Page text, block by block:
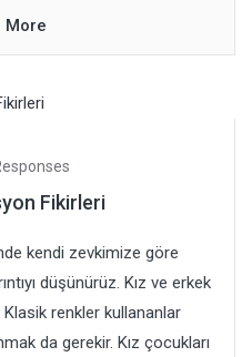
More
Fikirleri
kendi zevkimize göre
düşünürüz. Kız ve erkek
renkler kullananlar
da gerekir. Kız çocukları